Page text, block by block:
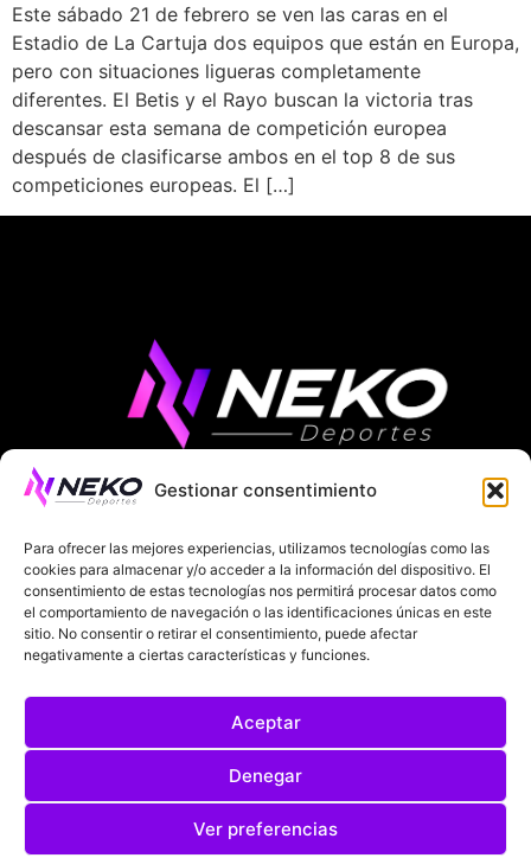
Gestionar consentimiento
Para ofrecer las mejores experiencias, utilizamos tecnologías como las
cookies para almacenar y/o acceder a la información del dispositivo. El
consentimiento de estas tecnologías nos permitirá procesar datos como
el comportamiento de navegación o las identificaciones únicas en este
sitio. No consentir o retirar el consentimiento, puede afectar
negativamente a ciertas características y funciones.
Aceptar
Denegar
Ver preferencias
Este sábado 21 de febrero se ven las caras en el
Estadio de La Cartuja dos equipos que están en Europa,
pero con situaciones ligueras completamente
diferentes. El Betis y el Rayo buscan la victoria tras
descansar esta semana de competición europea
después de clasificarse ambos en el top 8 de sus
competiciones europeas. El […]
ÚLTIMAS NOTICIAS COMPETICIONES EUROPEAS
LA LIGA MUNDIAL 2026 FÚTBOL INTERNACIONAL
SOBRE NOSOTROS
POLÍTICA DE PRIVACIDAD
POLÍTICA DE COOKIES